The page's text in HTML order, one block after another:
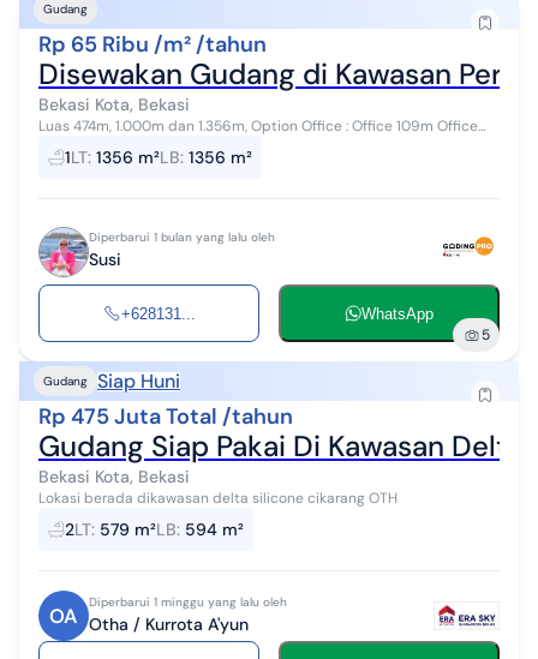
Gudang
Rp 65 Ribu /m² /tahun
Disewakan Gudang di Kawasan
Bekasi Kota, Bekasi
Luas 474m, 1.000m dan 1.356m, Option Office : Office 109m Office
302 Listrik sesuai kebutuhan Parkir Luas Jaringan Gas PGN tersedia
Harga 65....
1LT: 1356 m²LB: 1356 m²
Diperbarui 1 bulan yang lalu oleh
Susi
+628131... WhatsApp
5
Gudang Siap Huni
Rp 475 Juta Total /tahun
Gudang Siap Pakai Di Kawasan
Bekasi Kota, Bekasi
Lokasi berada dikawasan delta silicone cikarang OTH
2LT: 579 m²LB: 594 m²
OA
Diperbarui 1 minggu yang lalu oleh
Otha / Kurrota A'yun